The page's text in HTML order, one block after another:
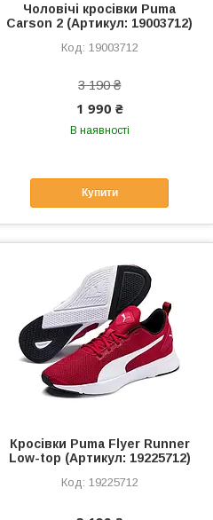
Чоловічі кросівки Puma
Carson 2 (Артикул: 19003712)
19003712
3 190 ₴
1 990 ₴
В наявності
Купити
Кросівки Puma Flyer Runner
Low-top (Артикул: 19225712)
19225712